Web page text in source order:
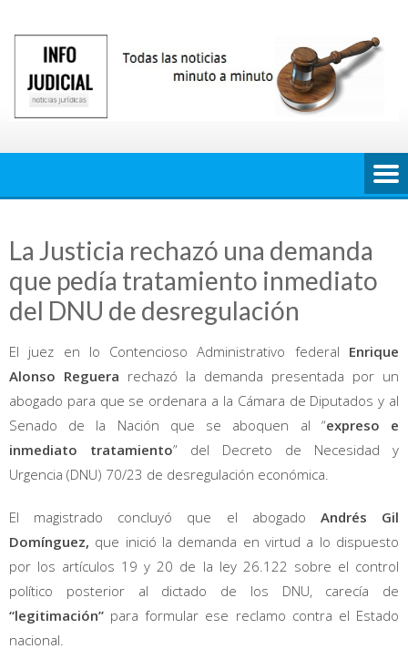
contenido
La Justicia rechazó una demanda
que pedía tratamiento inmediato
del DNU de desregulación
El juez en lo Contencioso Administrativo federal Enrique
Alonso Reguera rechazó la demanda presentada por un
abogado para que se ordenara a la Cámara de Diputados y al
Senado de la Nación que se aboquen al “expreso e
inmediato tratamiento” del Decreto de Necesidad y
Urgencia (DNU) 70/23 de desregulación económica.
El magistrado concluyó que el abogado Andrés Gil
Domínguez, que inició la demanda en virtud a lo dispuesto
por los artículos 19 y 20 de la ley 26.122 sobre el control
político posterior al dictado de los DNU, carecía de
“legitimación” para formular ese reclamo contra el Estado
nacional.